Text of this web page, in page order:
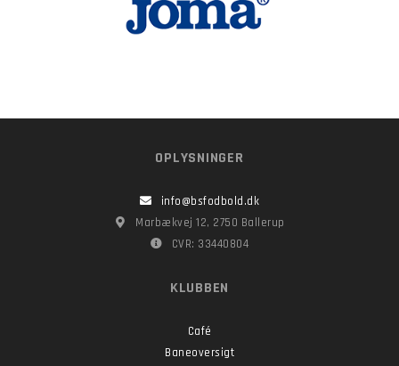
OPLYSNINGER
info@bsfodbold.dk
Marbækvej 12, 2750 Ballerup
CVR: 33440804
KLUBBEN
Café
Baneoversigt